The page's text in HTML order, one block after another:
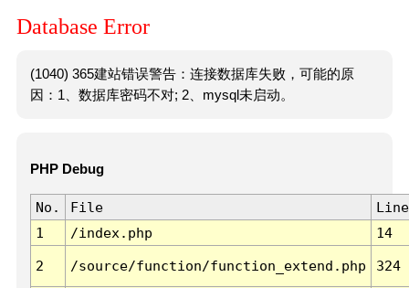
Database Error
(1040) 365建站错误警告：连接数据库失败，可能的原
因：1、数据库密码不对; 2、mysql未启动。
PHP Debug
No. File
Line
1
/index.php 14
2 /source/function/function_extend.php 324